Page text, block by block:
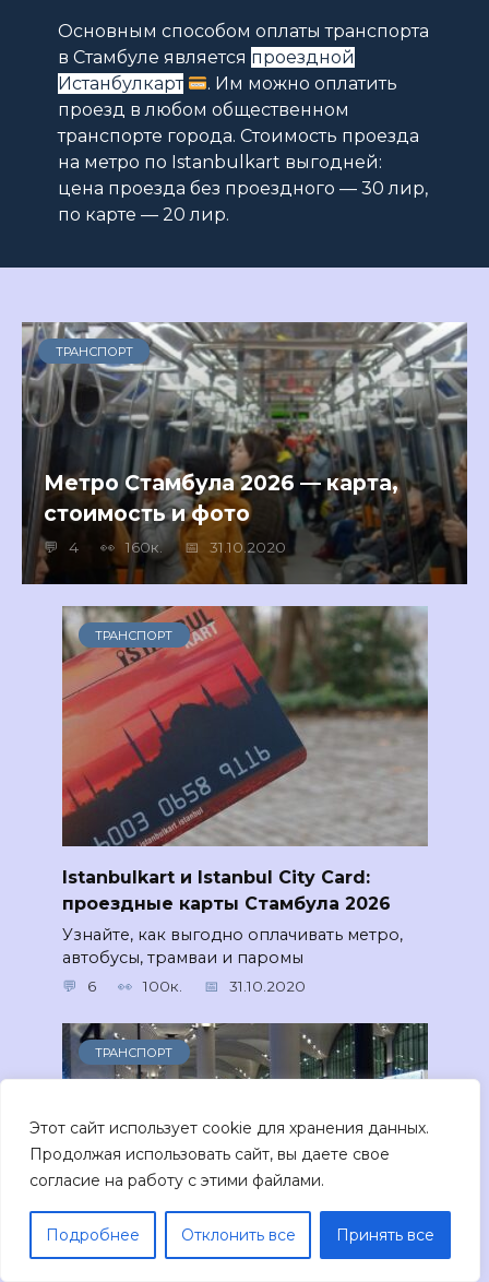
Этот сайт использует cookie для хранения данных.
Продолжая использовать сайт, вы даете свое
согласие на работу с этими файлами.
Подробнее Отклонить все Принять все
Основным способом оплаты транспорта
в Стамбуле является проездной
Истанбулкарт
. Им можно оплатить
проезд в любом общественном
транспорте города. Стоимость проезда
на метро по Istanbulkart выгодней:
цена проезда без проездного — 30 лир,
по карте — 20 лир.
ТРАНСПОРТ
Метро Стамбула 2026 — карта,
стоимость и фото
4 160к. 31.10.2020
ТРАНСПОРТ
Istanbulkart и Istanbul City Card:
проездные карты Стамбула 2026
Узнайте, как выгодно оплачивать метро,
автобусы, трамваи и паромы
6 100к. 31.10.2020
ТРАНСПОРТ